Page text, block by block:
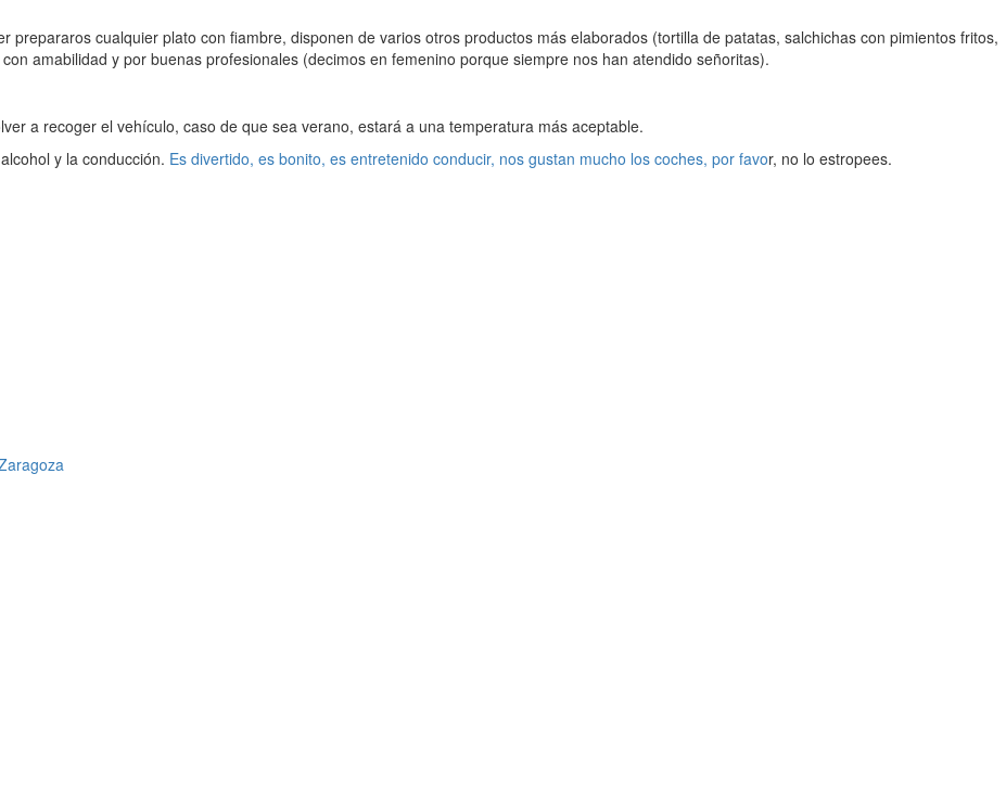
cualquier plato con fiambre, disponen de varios otros productos más elaborados (tortilla de patatas, salchichas con pimientos fritos,
amabilidad y por buenas profesionales (decimos en femenino porque siempre nos han atendido señoritas).
a recoger el vehículo, caso de que sea verano, estará a una temperatura más aceptable.
y la conducción. Es divertido, es bonito, es entretenido conducir, nos gustan mucho los coches, por favor, no lo estropees.